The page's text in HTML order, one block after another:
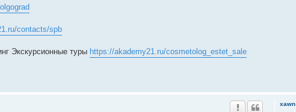
contacts/spb
Экскурсионные туры https://akademy21.ru/cosmetolog_estet_sale
xawn